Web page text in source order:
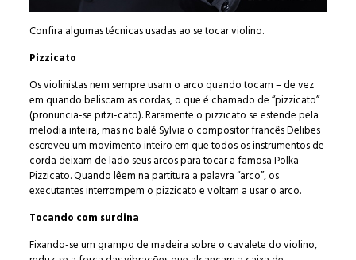
Confira algumas técnicas usadas ao se tocar violino.
Pizzicato
Os violinistas nem sempre usam o arco quando tocam – de vez
em quando beliscam as cordas, o que é chamado de “pizzicato”
(pronuncia-se pitzi-cato). Raramente o pizzicato se estende pela
melodia inteira, mas no balé Sylvia o compositor francês Delibes
escreveu um movimento inteiro em que todos os instrumentos de
corda deixam de lado seus arcos para tocar a famosa Polka-
Pizzicato. Quando lêem na partitura a palavra “arco”, os
executantes interrompem o pizzicato e voltam a usar o arco.
Tocando com surdina
Fixando-se um grampo de madeira sobre o cavalete do violino,